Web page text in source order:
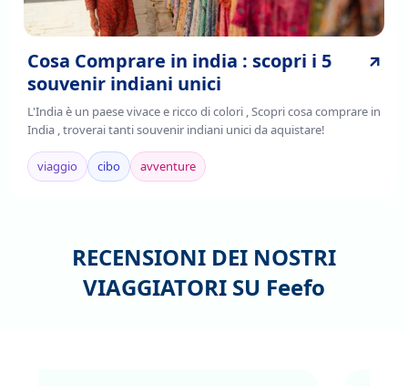
Cosa Comprare in india : scopri i 5
souvenir indiani unici
L'India è un paese vivace e ricco di colori , Scopri cosa comprare in
India , troverai tanti souvenir indiani unici da aquistare!
viaggio cibo avventure
RECENSIONI DEI NOSTRI
VIAGGIATORI SU Feefo